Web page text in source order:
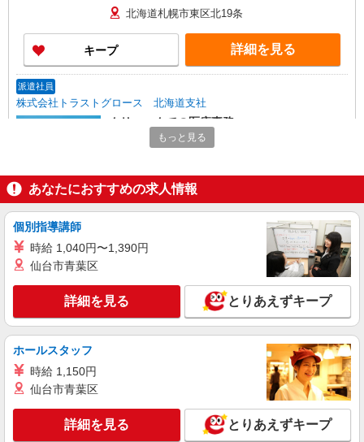
北海道札幌市東区北19条
キープ 詳細を見る
派遣社員
株式会社トラストグロース 北海道支社
クリニックでの医療事務
【派遣時給】1,200〜1,350円（資格・経験によ
北海道札幌市東区東雁来
キープ 詳細を見る
派遣社員
株式会社トラストグロース 北海道支社
訪問看護ステーションにおける医療事務
【派遣時給】1,250〜1,350円（資格・経験によ
る） 交通費別途支給
キープ 詳細を見る
株式会社トラストグロース 北海道支社
もっと見る
あなたにおすすめの求人情報
個別指導講師
時給 1,040円〜1,390円
仙台市青葉区
詳細を見る とりあえずキープ
ホールスタッフ
時給 1,150円
仙台市青葉区
詳細を見る とりあえずキープ